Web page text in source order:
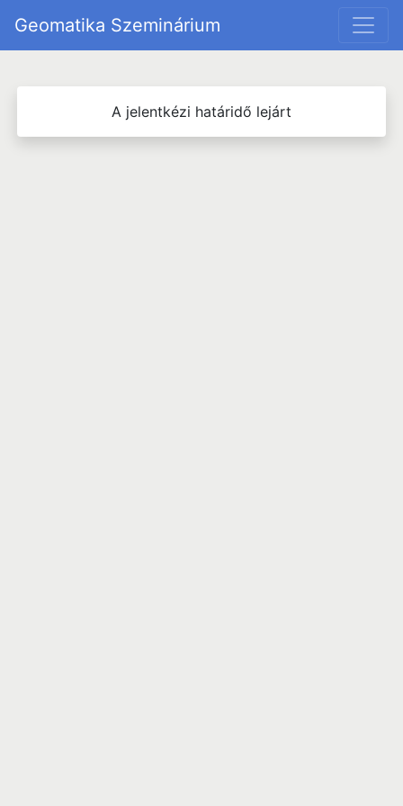
Geomatika Szeminárium
A jelentkézi határidő lejárt